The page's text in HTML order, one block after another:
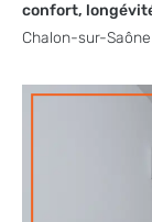
confort,
Chalon-sur-